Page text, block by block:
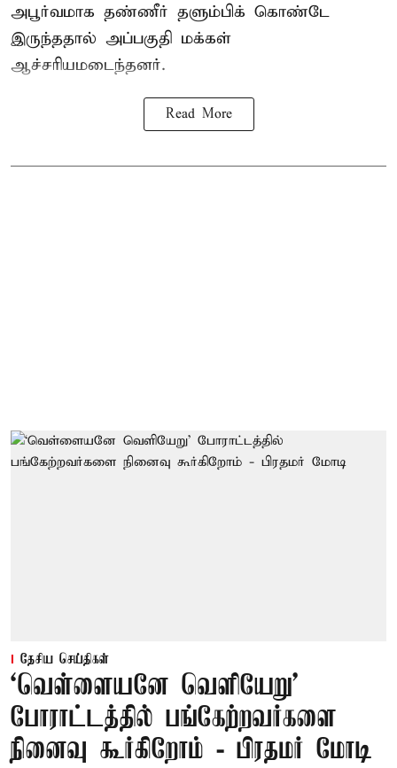
அபூர்வமாக தண்ணீர் தளும்பிக் கொண்டே
இருந்ததால் அப்பகுதி மக்கள்
ஆச்சரியமடைந்தனர்.
Read More
தேசிய செய்திகள்
‘வெள்ளையனே வெளியேறு’
போராட்டத்தில் பங்கேற்றவர்களை
நினைவு கூர்கிறோம் - பிரதமர் மோடி